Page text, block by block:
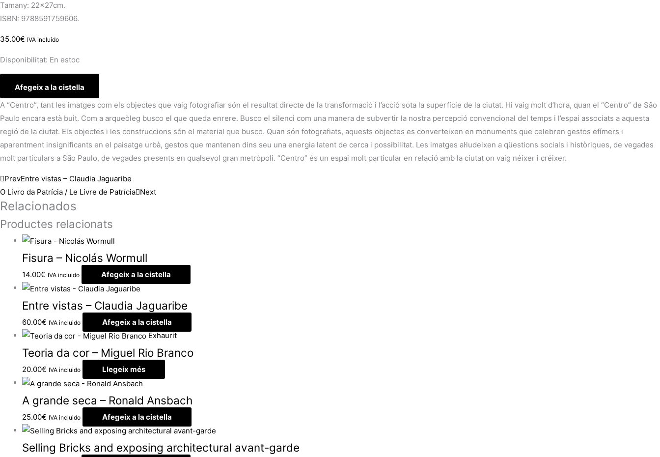
Tamany: 22x27cm.
ISBN: 9788591759606.
35.00€ IVA incluido
Disponibilitat: En estoc
Afegeix a la cistella
A “Centro”, tant les imatges com els objectes que vaig fotografiar són el resultat directe de la transformació i l’acció sota la superfície de la ciutat. Hi vaig molt d’hora, quan el “Centro” de São
Paulo encara està buit. Com a arqueòleg busco el que queda enrere. Busco el silenci com una manera de subvertir la nostra percepció convencional del temps i l’espai associats a aquesta
regió de la ciutat. Els objectes i les construccions són el material que busco. Quan són fotografiats, aquests objectes es converteixen en monuments que celebren gestos efímers i
aparentment insignificants en el paisatge urbà, gestos que mantenen dins seu una energia latent de cerca i possibilitat. Les imatges al·ludeixen a qüestions socials i històriques, de vegades
molt particulars a São Paulo, de vegades presents en qualsevol gran metròpoli. “Centro” és un espai molt particular en relació amb la ciutat on vaig néixer i créixer.
PrevEntre vistas – Claudia Jaguaribe
O Livro da Patrícia / Le Livre de Patrícia Next
Relacionados
Productes relacionats
Fisura – Nicolás Wormull
14.00€ IVA incluido Afegeix a la cistella
Entre vistas – Claudia Jaguaribe
60.00€ IVA incluido
Afegeix a la cistella
Exhaurit
Teoria da cor – Miguel Rio Branco
20.00€ IVA incluido Llegeix més
A grande seca – Ronald Ansbach
25.00€ IVA incluido Afegeix a la cistella
Selling Bricks and exposing architectural avant-garde